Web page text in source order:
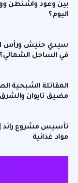
بين وعود واشنطن
اليوم؟
سيدي حنيش ورأس
في الساحل الشمالي؟
مضيق تايوان
تأسيس مشروع رائد
مواد غذائية